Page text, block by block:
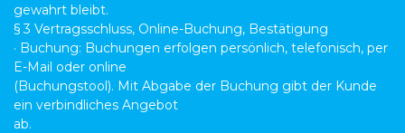
gewahrt bleibt.
§ 3 Vertragsschluss, Online-Buchung, Bestätigung
· Buchung: Buchungen erfolgen persönlich, telefonisch, per
E-Mail oder online
(Buchungstool). Mit Abgabe der Buchung gibt der Kunde
ein verbindliches Angebot
ab.